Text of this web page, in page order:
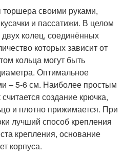
своими руками,
и пассатижи. В целом
двух колец, соединённых
которых зависит от
кольца могут быть
Оптимальное
– 5-6 см. Наиболее простым
создание крючка,
и плотно прижимается. При
лучший способ крепления
крепления, основание
корпуса.